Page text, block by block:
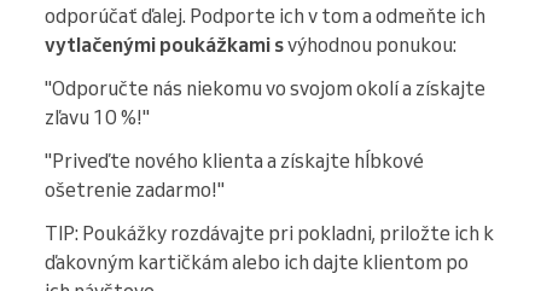
odporúčať ďalej. Podporte ich v tom a odmeňte ich
vytlačenými poukážkami svýhodnou ponukou:
"Odporučte nás niekomu vo svojom okolí a získajte
zľavu 10 %!"
"Priveďte nového klienta a získajte hĺbkové
ošetrenie zadarmo!"
TIP: Poukážky rozdávajte pri pokladni, priložte ich k
ďakovným kartičkám alebo ich dajte klientom po